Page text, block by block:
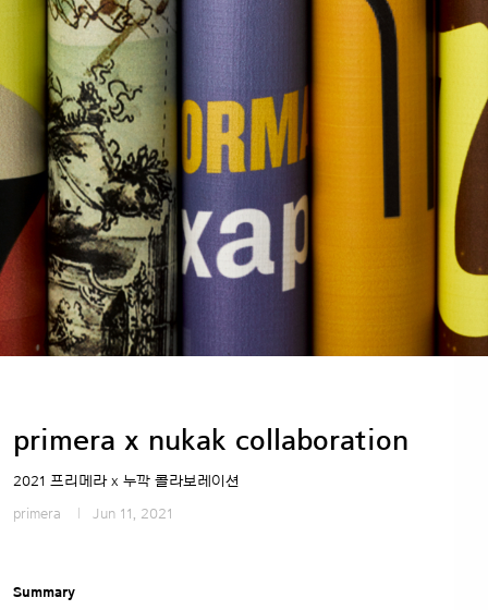
primera x nukak collaboration
2021 프리메라 x 누깍 콜라보레이션
primera Jun 11, 2021
Summary